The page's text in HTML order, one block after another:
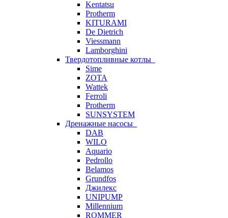
Kentatsu
Protherm
KITURAMI
De Dietrich
Viessmann
Lamborghini
Твердотопливные котлы
Sime
ZOTA
Wattek
Ferroli
Protherm
SUNSYSTEM
Дренажные насосы
DAB
WILO
Aquario
Pedrollo
Belamos
Grundfos
Джилекс
UNIPUMP
Millennium
ROMMER